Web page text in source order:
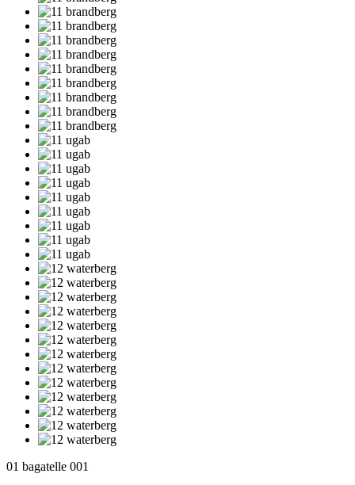
01 bagatelle 001